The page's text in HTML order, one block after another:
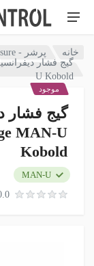
خانه
پرشر - Pressure
U Kobold
گیج فشار
MAN-U
Kobold
0.0 از 0
MAN-U
موجود